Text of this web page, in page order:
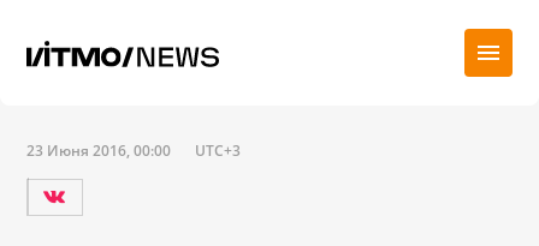
23 Июня 2016, 00:00 UTC+3